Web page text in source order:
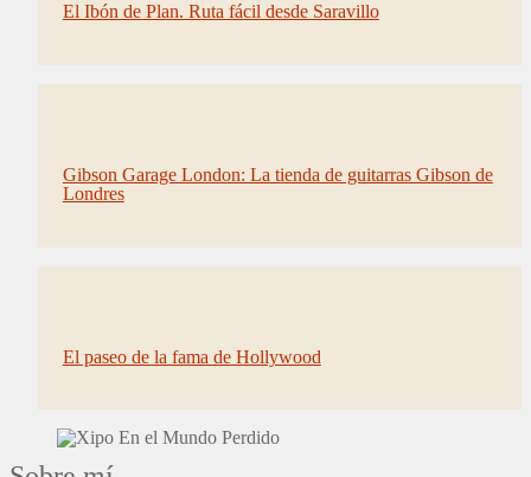
El Ibón de Plan. Ruta fácil desde Saravillo
Gibson Garage London: La tienda de guitarras Gibson de
Londres
El paseo de la fama de Hollywood